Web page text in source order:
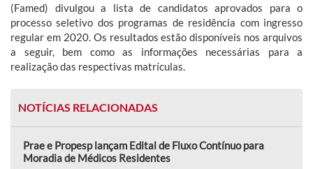
(Famed) divulgou a lista de candidatos aprovados para o
processo seletivo dos programas de residência com ingresso
regular em 2020. Os resultados estão disponíveis nos arquivos
a seguir, bem como as informações necessárias para a
realização das respectivas matrículas.
NOTÍCIAS RELACIONADAS
Prae e Propesp lançam Edital de Fluxo Contínuo para
Moradia de Médicos Residentes